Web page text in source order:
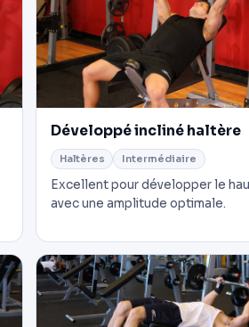
Développé incliné haltère
Haltères Intermédiaire
Excellent pour développer le
avec une amplitude optimale.